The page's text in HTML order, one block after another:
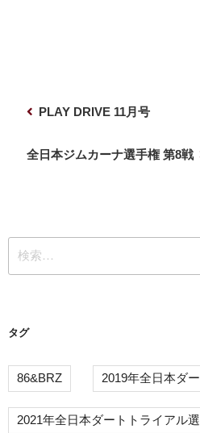
シ
ョ
PLAY DRIVE 11月号
全日本ジムカーナ選手権 第8戦
索:
タグ
86&BRZ 2019年全日本ダ
2021年全日本ダートトライアル